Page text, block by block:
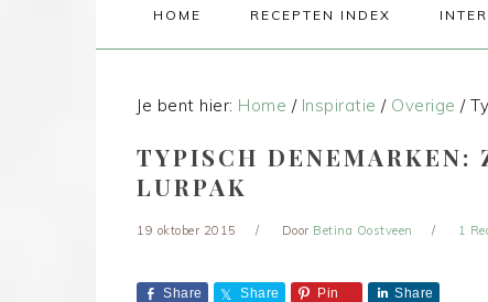
HOME RECEPTEN INDEX
Je bent hier: Home / Inspiratie / Overige /
TYPISCH DENEMARKEN:
LURPAK
19 oktober 2015 Door Betina Oostveen 1
Share Share Pin Share